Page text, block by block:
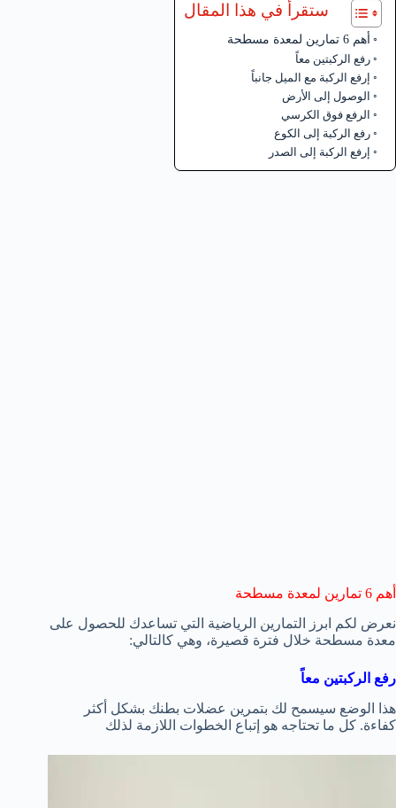
ستقرأ في هذا المقال
أهم 6 تمارين لمعدة مسطحة
رفع الركبتين معاً
إرفع الركبة مع الميل جانباً
الوصول إلى الأرض
الرفع فوق الكرسي
رفع الركبة إلى الكوع
إرفع الركبة إلى الصدر
أهم 6 تمارين لمعدة مسطحة
نعرض لكم ابرز التمارين الرياضية التي تساعدك للحصول على
معدة مسطحة خلال فترة قصيرة، وهي كالتالي:
رفع الركبتين معاً
هذا الوضع سيسمح لك بتمرين عضلات بطنك بشكل أكثر
كفاءة. كل ما تحتاجه هو إتباع الخطوات اللازمة لذلك